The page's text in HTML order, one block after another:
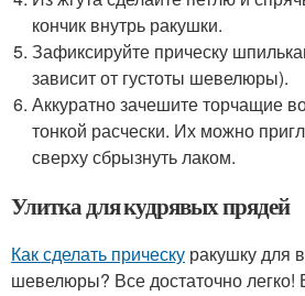
кончик внутрь ракушки.
Зафиксируйте прическу
зависит от густоты шевелюры).
Аккуратно зачешите торчащие
тонкой расчески. Их можно
сверху сбрызнуть лаком.
Улитка для кудрявых прядей
Как сделать прическу ракушку для
шевелюры? Все достаточно